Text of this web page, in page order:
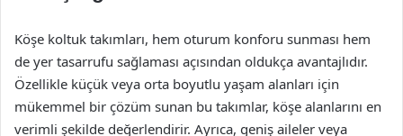
Köşe koltuk takımları, hem oturum konforu sunması hem
de yer tasarrufu sağlaması açısından oldukça avantajlıdır.
Özellikle küçük veya orta boyutlu yaşam alanları için
mükemmel bir çözüm sunan bu takımlar, köşe alanlarını en
verimli şekilde değerlendirir. Ayrıca, geniş aileler veya